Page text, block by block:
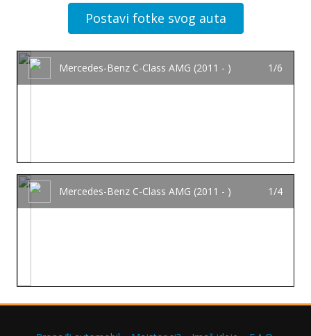
Postavi fotke svog auta
Mercedes-Benz C-Class AMG (2011 - ) 1/6
Mercedes-Benz C-Class AMG (2011 - ) 1/4